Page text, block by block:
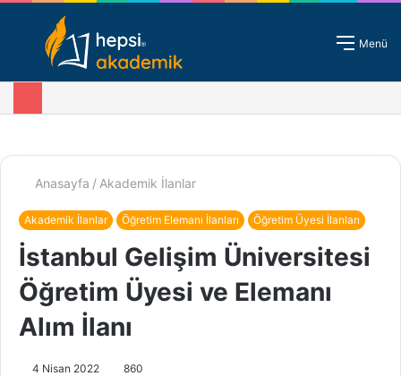
Giriş - Kayıt Menü
Anasayfa / Akademik İlanlar
Akademik İlanlar Öğretim Elemanı İlanları Öğretim Üyesi İlanları
İstanbul Gelişim Üniversitesi
Öğretim Üyesi ve Elemanı
Alım İlanı
4 Nisan 2022 860